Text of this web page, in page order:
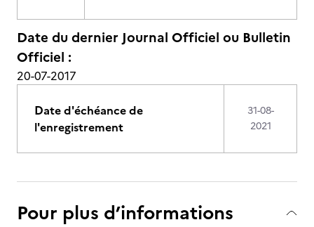
Date du dernier Journal Officiel ou Bulletin
Officiel :
20-07-2017
Date d'échéance de
l'enregistrement
31-08-
2021
Pour plus d’informations